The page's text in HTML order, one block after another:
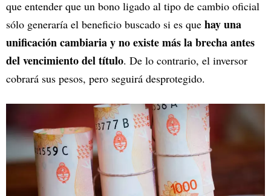
que entender que un bono ligado al tipo de cambio oficial
sólo generaría el beneficio buscado si es que hay una
unificación cambiaria y no existe más la brecha antes
del vencimiento del título. De lo contrario, el inversor
cobrará sus pesos, pero seguirá desprotegido.